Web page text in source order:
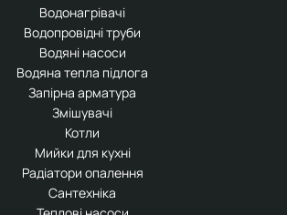
Водонагрівачі
Водопровідні труби
Водяні насоси
Водяна тепла підлога
Запірна арматура
Змішувачі
Котли
Мийки для кухні
Радіатори опалення
Сантехніка